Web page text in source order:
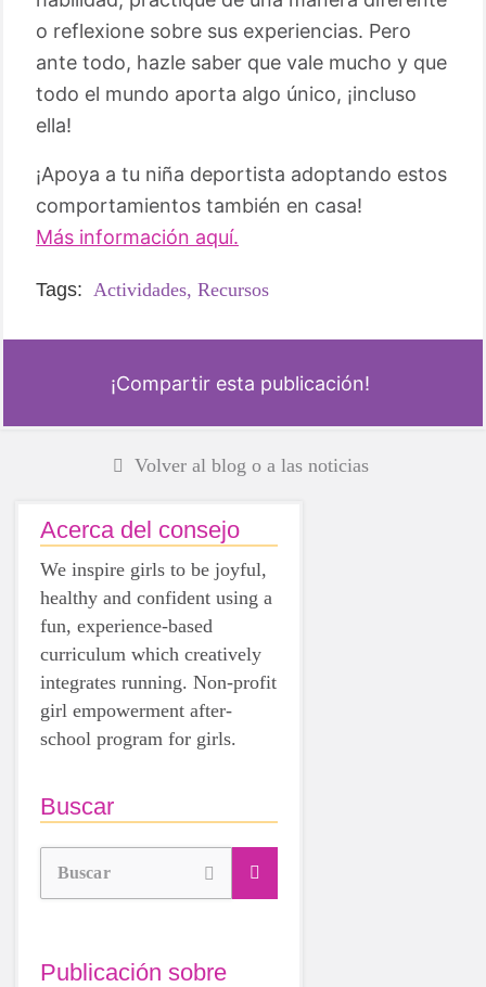
o reflexione sobre sus experiencias. Pero
ante todo, hazle saber que vale mucho y que
todo el mundo aporta algo único, ¡incluso
ella!
¡Apoya a tu niña deportista adoptando estos
comportamientos también en casa!
Más información aquí.
Tags: Actividades, Recursos
¡Compartir esta publicación!
Volver al blog o a las noticias
Acerca del consejo
We inspire girls to be joyful,
healthy and confident using a
fun, experience-based
curriculum which creatively
integrates running. Non-profit
girl empowerment after-
school program for girls.
Buscar
Buscar
Publicación sobre